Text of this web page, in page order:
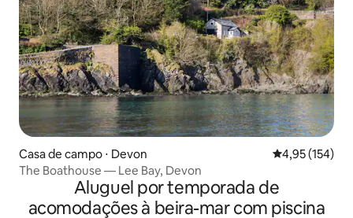
Casa de campo ⋅ Devon 4,95 de uma
4,95 (154)
The Boathouse — Lee Bay, Devon
Aluguel por temporada de
acomodações à beira-mar com piscina